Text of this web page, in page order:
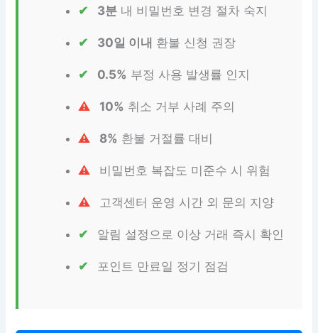
3분 내 비밀번호 변경 절차 숙지
30일 이내 환불 신청 권장
0.5% 부정 사용 발생률 인지
10% 취소 거부 사례 주의
8% 환불 거절률 대비
비밀번호 복잡도 미준수 시 위험
고객센터 운영 시간 외 문의 지양
알림 설정으로 이상 거래 즉시 확인
포인트 만료일 정기 점검